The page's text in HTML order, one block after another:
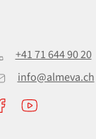
+41 71 644 90 20
info@almeva.ch